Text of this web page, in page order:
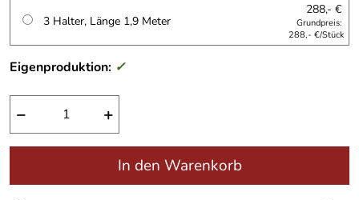
3 Halter, Länge 1,9 Meter
288,- €
Grundpreis:
288,- €/Stück
Eigenproduktion: ✓
− +
In den Warenkorb